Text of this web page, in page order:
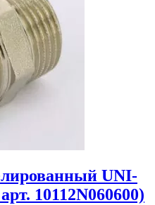
UNI-
10112N060600)